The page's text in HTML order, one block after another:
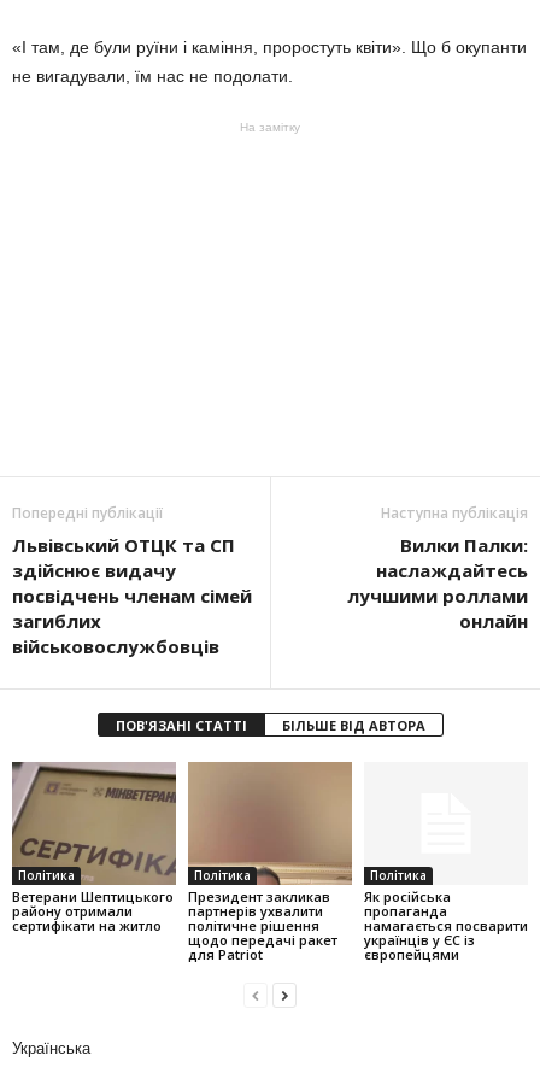
«І там, де були руїни і каміння, проростуть квіти». Що б окупанти
не вигадували, їм нас не подолати.
На замітку
Попередні публікації
Львівський ОТЦК та СП
здійснює видачу
посвідчень членам сімей
загиблих
військовослужбовців
Наступна публікація
Вилки Палки:
наслаждайтесь
лучшими роллами
онлайн
ПОВ'ЯЗАНІ СТАТТІ БІЛЬШЕ ВІД АВТОРА
Політика
Ветерани Шептицького
району отримали
сертифікати на житло
Політика
Президент закликав
партнерів ухвалити
політичне рішення
щодо передачі ракет
для Patriot
Політика
Як російська
пропаганда
намагається посварити
українців у ЄС із
європейцями
Українська